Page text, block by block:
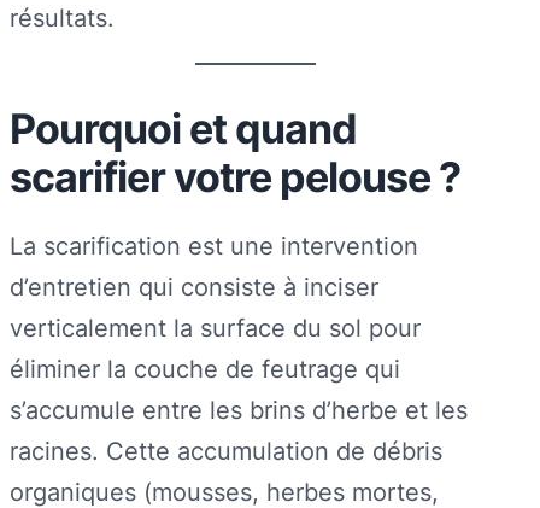
résultats.
Pourquoi et quand
scarifier votre pelouse ?
La scarification est une intervention
d’entretien qui consiste à inciser
verticalement la surface du sol pour
éliminer la couche de feutrage qui
s’accumule entre les brins d’herbe et les
racines. Cette accumulation de débris
organiques (mousses, herbes mortes,